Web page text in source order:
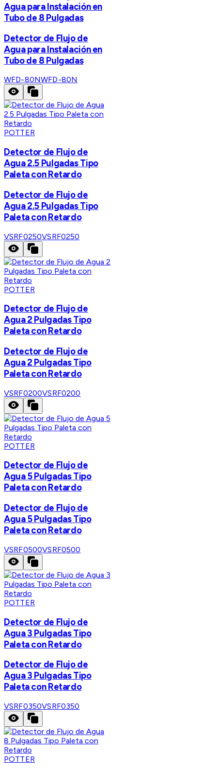
Agua para Instalación en
Tubo de 8 Pulgadas
Detector de Flujo de
Agua para Instalación en
Tubo de 8 Pulgadas
WFD-80NWFD-80N
POTTER
Detector de Flujo de
Agua 2.5 Pulgadas Tipo
Paleta con Retardo
Detector de Flujo de
Agua 2.5 Pulgadas Tipo
Paleta con Retardo
VSRF0250VSRF0250
POTTER
Detector de Flujo de
Agua 2 Pulgadas Tipo
Paleta con Retardo
Detector de Flujo de
Agua 2 Pulgadas Tipo
Paleta con Retardo
VSRF0200VSRF0200
POTTER
Detector de Flujo de
Agua 5 Pulgadas Tipo
Paleta con Retardo
Detector de Flujo de
Agua 5 Pulgadas Tipo
Paleta con Retardo
VSRF0500VSRF0500
POTTER
Detector de Flujo de
Agua 3 Pulgadas Tipo
Paleta con Retardo
Detector de Flujo de
Agua 3 Pulgadas Tipo
Paleta con Retardo
VSRF0350VSRF0350
POTTER